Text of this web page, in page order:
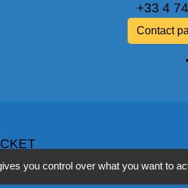
+33 4
Contact
you control over what you want to